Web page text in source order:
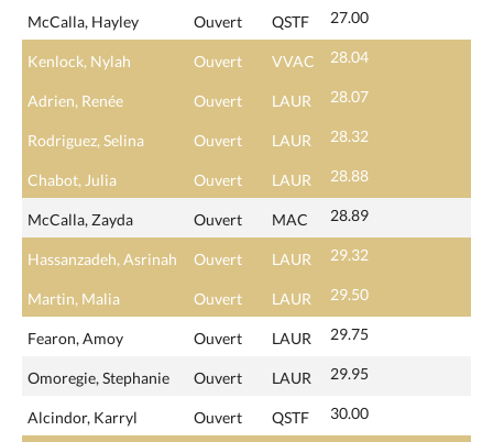
McCalla, Hayley Ouvert QSTF 27.00
Kenlock, Nylah Ouvert VVAC 28.04
Adrien, Renée Ouvert LAUR 28.07
Rodriguez, Selina Ouvert LAUR 28.32
Chabot, Julia Ouvert LAUR 28.88
McCalla, Zayda Ouvert MAC 28.89
Hassanzadeh, Asrinah Ouvert LAUR 29.32
Martin, Malia Ouvert LAUR 29.50
Fearon, Amoy Ouvert LAUR 29.75
Omoregie, Stephanie Ouvert LAUR 29.95
Alcindor, Karryl Ouvert QSTF 30.00